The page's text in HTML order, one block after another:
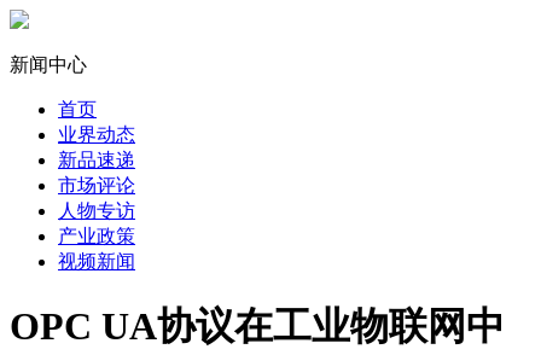
新闻中心
首页
业界动态
新品速递
市场评论
人物专访
产业政策
视频新闻
OPC UA协议在工业物联网中